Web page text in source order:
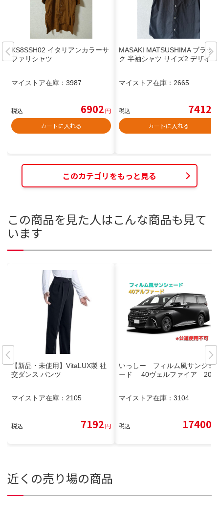
KS8SSH02 イタリアンカラーサ
ファリシャツ
マイストア在庫： 3987
税込 6902円
カートに入れる
MASAKI MATSUSHIMA ブラッ
ク 半袖シャツ サイズ2 デザイン
マイストア在庫： 2665
税込 7412
カートに入れる
このカテゴリをもっと見る
この商品を見た人はこんな商品も見て
います
【新品・未使用】VitaLUX製 社
交ダンス パンツ
マイストア在庫： 2105
税込 7192円
いっしー フィルム風サンシェ
ード 40ヴェルファイア 20
マイストア在庫： 3104
税込 17400
近くの売り場の商品